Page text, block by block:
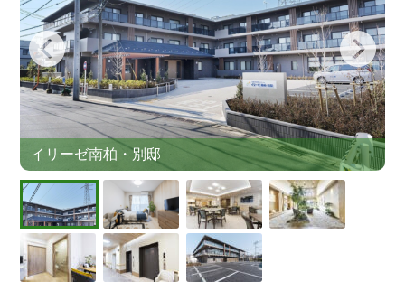
イリーゼ南柏・別邸